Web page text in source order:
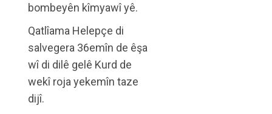
bombeyên kîmyawî yê.
Qatlîama Helepçe di
salvegera 36emîn de êşa
wî di dilê gelê Kurd de
wekî roja yekemîn taze
dijî.